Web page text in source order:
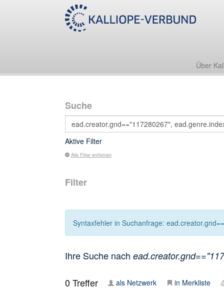
Über
Suche
Aktive Filter
Alle Filter entfernen
Filter
Syntaxfehler in Suchanfrage:
Ihre Suche nach
0Treffer als Netzwerk in Merkliste